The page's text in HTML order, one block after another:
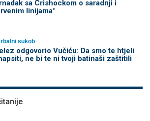
sa Crishockom o saradnji i
linijama"
sukob
odgovorio Vučiću: Da smo te htjeli
ne bi te ni tvoji batinaši zaštitili